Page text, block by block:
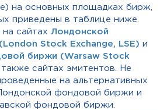
на основных площадках бирж,
приведены в таблице ниже.
сайтах Лондонской
Stock Exchange, LSE) и
биржи (Warsaw Stock
также сайтах эмитентов. Не
на альтернативных
фондовой биржи и
фондовой биржи.